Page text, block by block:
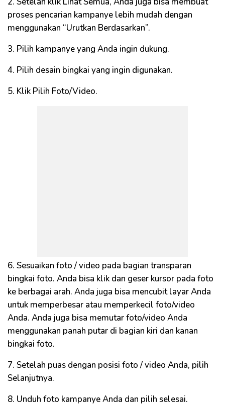
proses pencarian kampanye lebih mudah dengan
menggunakan “Urutkan Berdasarkan”.
3. Pilih kampanye yang Anda ingin dukung.
4. Pilih desain bingkai yang ingin digunakan.
5. Klik Pilih Foto/Video.
6. Sesuaikan foto / video pada bagian transparan
bingkai foto. Anda bisa klik dan geser kursor pada foto
ke berbagai arah. Anda juga bisa mencubit layar Anda
untuk memperbesar atau memperkecil foto/video
Anda. Anda juga bisa memutar foto/video Anda
menggunakan panah putar di bagian kiri dan kanan
bingkai foto.
7. Setelah puas dengan posisi foto / video Anda, pilih
Selanjutnya.
8. Unduh foto kampanye Anda dan pilih selesai.